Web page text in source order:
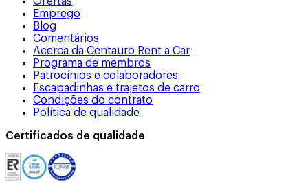
Emprego
Blog
Comentários
Acerca da Centauro Rent a Car
Programa de membros
Patrocínios e colaboradores
Escapadinhas e trajetos de carro
Condições do contrato
Política de qualidade
Certificados de qualidade